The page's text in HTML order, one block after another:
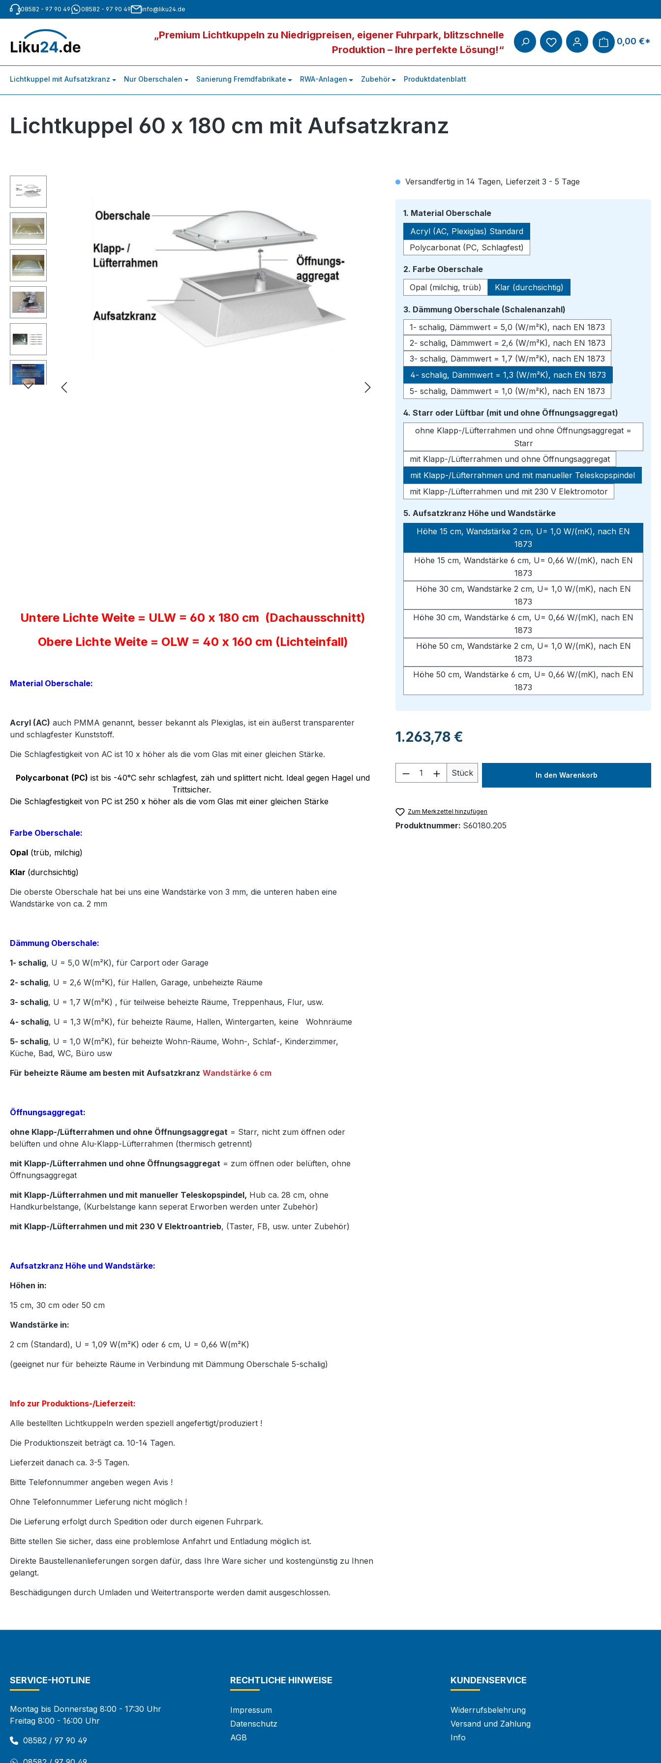
Hauptinhalt springen
Zur Suche springen
Zur Hauptnavigation springen
08582 - 97 90 49 08582 - 97 90 49 info@liku24.de
„Premium Lichtkuppeln zu Niedrigpreisen, eigener Fuhrpark, blitzschnelle
Produktion – Ihre perfekte Lösung!“
0,00 €*
Lichtkuppel mit Aufsatzkranz Nur Oberschalen Sanierung Fremdfabrikate RWA-Anlagen Zubehör Produktdatenblatt
Lichtkuppel 60 x 180 cm mit Aufsatzkranz
Untere Lichte Weite = ULW = 60 x 180 cm (Dachausschnitt)
Obere Lichte Weite = OLW = 40 x 160 cm (Lichteinfall)
Material Oberschale:
Acryl (AC) auch PMMA genannt, besser bekannt als Plexiglas, ist ein äußerst transparenter
und schlagfester Kunststoff.
Die Schlagfestigkeit von AC ist 10 x höher als die vom Glas mit einer gleichen Stärke.
Polycarbonat (PC) ist bis -40°C sehr schlagfest, zäh und splittert nicht. Ideal gegen Hagel und
Trittsicher.
Die Schlagfestigkeit von PC ist 250 x höher als die vom Glas mit einer gleichen Stärke
Farbe Oberschale:
Opal (trüb, milchig)
Klar (durchsichtig)
Die oberste Oberschale hat bei uns eine Wandstärke von 3 mm, die unteren haben eine
Wandstärke von ca. 2 mm
Dämmung Oberschale:
1- schalig, U = 5,0 W(m²K), für Carport oder Garage
2- schalig, U = 2,6 W(m²K), für Hallen, Garage, unbeheizte Räume
3- schalig, U = 1,7 W(m²K) , für teilweise beheizte Räume, Treppenhaus, Flur, usw.
4- schalig, U = 1,3 W(m²K), für beheizte Räume, Hallen, Wintergarten, keine Wohnräume
5- schalig, U = 1,0 W(m²K), für beheizte Wohn-Räume, Wohn-, Schlaf-, Kinderzimmer,
Küche, Bad, WC, Büro usw
Für beheizte Räume am besten mit Aufsatzkranz Wandstärke 6 cm
Öffnungsaggregat:
ohne Klapp-/Lüfterrahmen und ohne Öffnungsaggregat = Starr, nicht zum öffnen oder
belüften und ohne Alu-Klapp-Lüfterrahmen (thermisch getrennt)
mit Klapp-/Lüfterrahmen und ohne Öffnungsaggregat = zum öffnen oder belüften, ohne
Öffnungsaggregat
mit Klapp-/Lüfterrahmen und mit manueller Teleskopspindel, Hub ca. 28 cm, ohne
Handkurbelstange, (Kurbelstange kann seperat Erworben werden unter Zubehör)
mit Klapp-/Lüfterrahmen und mit 230 V Elektroantrieb, (Taster, FB, usw. unter Zubehör)
Aufsatzkranz Höhe und Wandstärke:
Höhen in:
15 cm, 30 cm oder 50 cm
Wandstärke in:
2 cm (Standard), U = 1,09 W(m²K) oder 6 cm, U = 0,66 W(m²K)
(geeignet nur für beheizte Räume in Verbindung mit Dämmung Oberschale 5-schalig)
Info zur Produktions-/Lieferzeit:
Alle bestellten Lichtkuppeln werden speziell angefertigt/produziert !
Die Produktionszeit beträgt ca. 10-14 Tagen.
Lieferzeit danach ca. 3-5 Tagen.
Bitte Telefonnummer angeben wegen Avis !
Ohne Telefonnummer Lieferung nicht möglich !
Die Lieferung erfolgt durch Spedition oder durch eigenen Fuhrpark.
Bitte stellen Sie sicher, dass eine problemlose Anfahrt und Entladung möglich ist.
Direkte Baustellenanlieferungen sorgen dafür, dass Ihre Ware sicher und kostengünstig zu Ihnen
gelangt.
Beschädigungen durch Umladen und Weitertransporte werden damit ausgeschlossen.
Versandfertig in 14 Tagen, Lieferzeit 3 - 5 Tage
1. Material Oberschaleauswählen
Acryl (AC, Plexiglas) Standard
Polycarbonat (PC, Schlagfest)
2. Farbe Oberschaleauswählen
Opal (milchig, trüb)
Klar (durchsichtig)
3. Dämmung Oberschale (Schalenanzahl)
1- schalig, Dämmwert = 5,0 (W/m²K), nach EN 1873
2- schalig, Dämmwert = 2,6 (W/m²K), nach EN 1873
3- schalig, Dämmwert = 1,7 (W/m²K), nach EN 1873
4- schalig, Dämmwert = 1,3 (W/m²K), nach EN 1873
5- schalig, Dämmwert = 1,0 (W/m²K), nach EN 1873
4. Starr oder Lüftbar (mit und ohne Öffnungsaggregat)
ohne Klapp-/Lüfterrahmen und ohne Öffnungsaggregat =
Starr
mit Klapp-/Lüfterrahmen und ohne Öffnungsaggregat
mit Klapp-/Lüfterrahmen und mit manueller Teleskopspindel
mit Klapp-/Lüfterrahmen und mit 230 V Elektromotor
5. Aufsatzkranz Höhe und Wandstärkeauswählen
Höhe 15 cm, Wandstärke 2 cm, U= 1,0 W/(mK), nach EN
1873
Höhe 15 cm, Wandstärke 6 cm, U= 0,66 W/(mK), nach EN
1873
Höhe 30 cm, Wandstärke 2 cm, U= 1,0 W/(mK), nach EN
1873
Höhe 30 cm, Wandstärke 6 cm, U= 0,66 W/(mK), nach EN
1873
Höhe 50 cm, Wandstärke 2 cm, U= 1,0 W/(mK), nach EN
1873
Höhe 50 cm, Wandstärke 6 cm, U= 0,66 W/(mK), nach EN
1873
Regulärer Preis:
1.263,78 €
Produkt Anzahl: Gib den gewünschten Wert
Stück In den Warenkorb
Zum Merkzettel hinzufügen
Produktnummer: S60180.205
SERVICE-HOTLINE
Montag bis Donnerstag 8:00 - 17:30 Uhr
Freitag 8:00 - 16:00 Uhr
08582 / 97 90 49
RECHTLICHE HINWEISE
Impressum
Datenschutz
AGB
KUNDENSERVICE
Widerrufsbelehrung
Versand und Zahlung
Info